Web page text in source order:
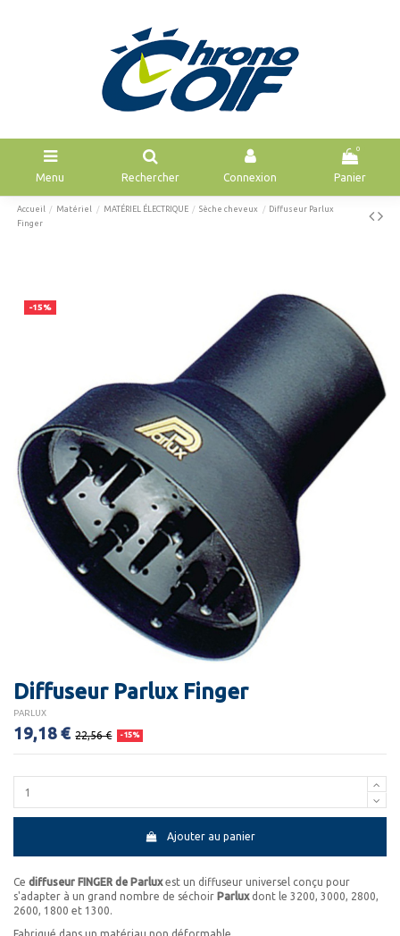
Menu Rechercher Connexion
0
Panier
Accueil Matériel MATÉRIEL ÉLECTRIQUE Sèche cheveux
Diffuseur Parlux
Finger
-15%
Diffuseur Parlux Finger
PARLUX
19,18 € 22,56 € -15%
Ajouter au panier
Ce diffuseur FINGER de Parluxest un diffuseur universel conçu pour
s'adapter à un grand nombre de séchoir Parlux dont le 3200, 3000, 2800,
2600, 1800 et 1300.
Fabriqué dans un matériau non déformable.